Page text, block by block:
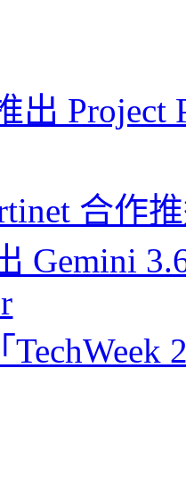
出 Project
合作
Gemini